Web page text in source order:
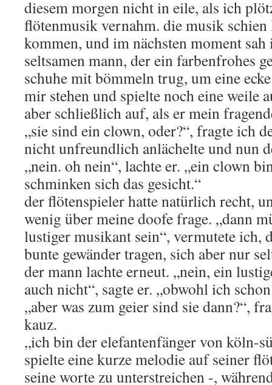
diesem morgen nicht in eile, als ich
flötenmusik vernahm. die musik schien
kommen, und im nächsten moment
seltsamen mann, der ein farbenfrohes
schuhe mit bömmeln trug, um eine
mir stehen und spielte noch eine weile
aber schließlich auf, als er mein
„sie sind ein clown, oder?“, fragte ich
nicht unfreundlich anlächelte und nun
„nein. oh nein“, lachte er. „ein clown
schminken sich das gesicht.“
der flötenspieler hatte natürlich recht,
wenig über meine doofe frage. „dann
lustiger musikant sein“, vermutete ich,
bunte gewänder tragen, sich aber nur
der mann lachte erneut. „nein, ein
auch nicht“, sagte er. „obwohl ich
„aber was zum geier sind sie dann?“,
kauz.
„ich bin der elefantenfänger von köln-
spielte eine kurze melodie auf seiner
seine worte zu unterstreichen -,